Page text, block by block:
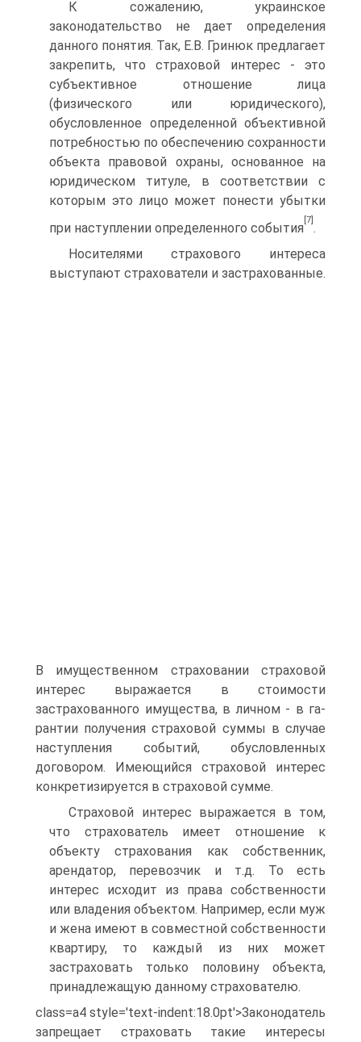
К сожалению, украинское
законодательство не дает определения
данного понятия. Так, Е.В. Гринюк предлагает
закрепить, что страхо­вой интерес - это
субъективное отношение лица
(физического или юридического),
обусловленное определенной объективной
потребно­стью по обеспечению сохранности
объекта правовой охраны, осно­ванное на
юридическом титуле, в соответствии с
которым это лицо может понести убытки
при наступлении определенного события
[7]
.
Носителями страхового интереса
выступают страхователи и за­страхованные.
В имущественном страховании страховой
интерес вы­ражается в стоимости
застрахованного имущества, в личном - в га­
рантии получения страховой суммы в случае
наступления событий, обусловленных
договором. Имеющийся страховой интерес
конкрети­зируется в страховой сумме.
Страховой интерес выражается в том,
что страхователь имеет отношение к
объекту страхования как собственник,
арендатор, пере­возчик и т.д. То есть
интерес исходит из права собственности
или владения объектом. Например, если муж
и жена имеют в совместной собственности
квартиру, то каждый из них может
застраховать толь­ко половину объекта,
принадлежащую данному страхователю.
class=a4 style='text-indent:18.0pt'>Законодатель
запрещает страховать такие интересы